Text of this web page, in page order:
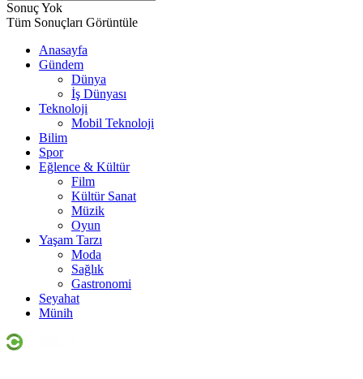
Sonuç Yok
Tüm Sonuçları Görüntüle
Anasayfa
Gündem
Dünya
İş Dünyası
Teknoloji
Mobil Teknoloji
Bilim
Spor
Eğlence & Kültür
Film
Kültür Sanat
Müzik
Oyun
Yaşam Tarzı
Moda
Sağlık
Gastronomi
Seyahat
Münih